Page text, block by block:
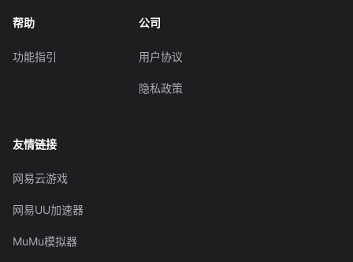
帮助
功能指引
公司
用户协议
隐私政策
友情链接
网易云游戏
网易UU加速器
MuMu模拟器